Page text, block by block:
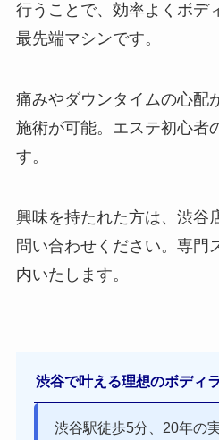
行うことで、効率よくボデ
最先端マシンです。
痛みやダウンタイムの心配
施術が可能。エステ初心者
す。
興味を持たれた方は、渋谷
問い合わせください。専門
内いたします。
渋谷で叶える理想のボディ
渋谷駅徒歩5分、20年の